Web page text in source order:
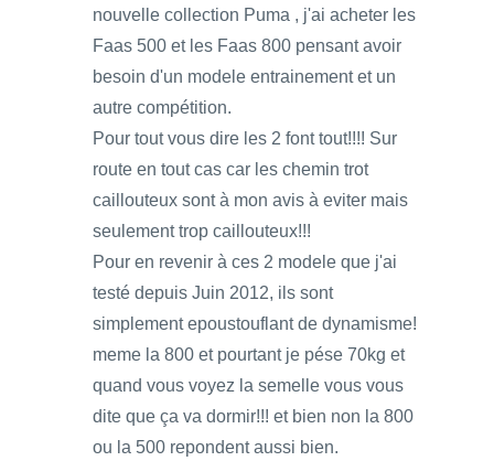
nouvelle collection Puma , j'ai acheter les
Faas 500 et les Faas 800 pensant avoir
besoin d'un modele entrainement et un
autre compétition.
Pour tout vous dire les 2 font tout!!!! Sur
route en tout cas car les chemin trot
caillouteux sont à mon avis à eviter mais
seulement trop caillouteux!!!
Pour en revenir à ces 2 modele que j'ai
testé depuis Juin 2012, ils sont
simplement epoustouflant de dynamisme!
meme la 800 et pourtant je pése 70kg et
quand vous voyez la semelle vous vous
dite que ça va dormir!!! et bien non la 800
ou la 500 repondent aussi bien.